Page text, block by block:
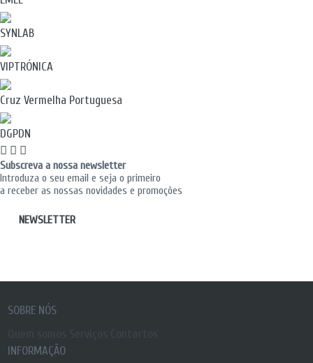
SYNLAB
VIPTRÓNICA
Cruz Vermelha Portuguesa
DGPDN
Subscreva a nossa newsletter
Introduza o seu email e seja o primeiro
a receber as nossas novidades e promoções
NEWSLETTER
SOBRE NÓS
INFORMAÇÃO